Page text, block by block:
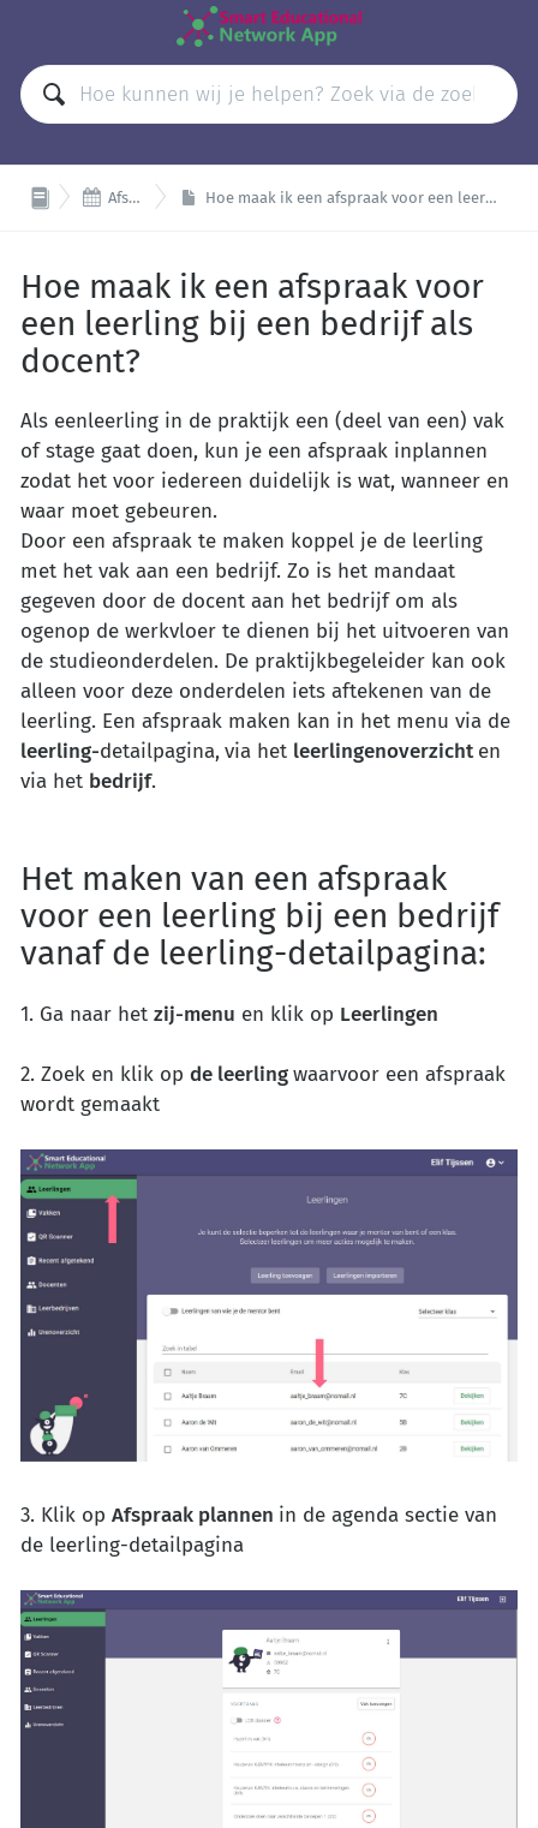
 Afspraken Hoe maak ik een afspraak voor een leerling bij een bedrijf als docent?
Hoe maak ik een afspraak voor
een leerling bij een bedrijf als
docent?
Als eenleerling in de praktijk een (deel van een) vak
of stage gaat doen, kun je een afspraak inplannen
zodat het voor iedereen duidelijk is wat, wanneer en
waar moet gebeuren.
Door een afspraak te maken koppel je de leerling
met het vak aan een bedrijf. Zo is het mandaat
gegeven door de docent aan het bedrijf om als
ogenop de werkvloer te dienen bij het uitvoeren van
de studieonderdelen. De praktijkbegeleider kan ook
alleen voor deze onderdelen iets aftekenen van de
leerling. Een afspraak maken kan in het menu via de
leerling-detailpagina,via het leerlingenoverzichten
via het bedrijf.
Het maken van een afspraak
voor een leerling bij een bedrijf
vanaf de leerling-detailpagina:
1. Ga naar het zij-menu en klik op Leerlingen
2. Zoek en klik op de leerlingwaarvoor een afspraak
wordt gemaakt
3. Klik op Afspraak plannen in de agenda sectie van
de leerling-detailpagina